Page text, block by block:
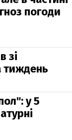
погоди
зі
тиждень
у 5